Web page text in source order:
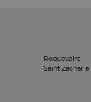
Roquevaire
Saint Zacharie